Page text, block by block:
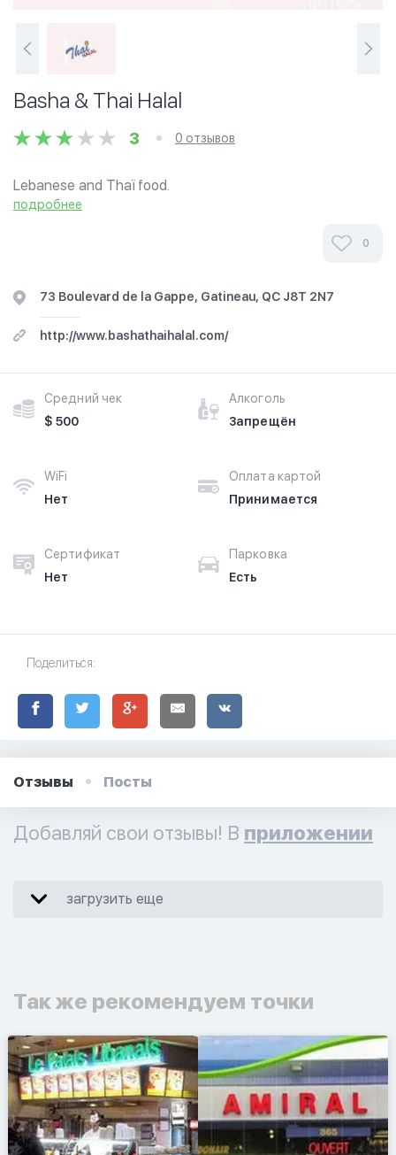
Basha & Thai Halal
3 0 отзывов
Lebanese and Thaï food.
подробнее
0
73 Boulevard de la Gappe, Gatineau, QC J8T 2N7
http://www.bashathaihalal.com/
Средний чек
$ 500
Алкоголь
Запрещён
WiFi
Нет
Оплата картой
Принимается
Сертификат
Нет
Парковка
Есть
Поделиться:
Отзывы Посты
Добавляй свои отзывы! В приложении
загрузить еще
Так же рекомендуем точки